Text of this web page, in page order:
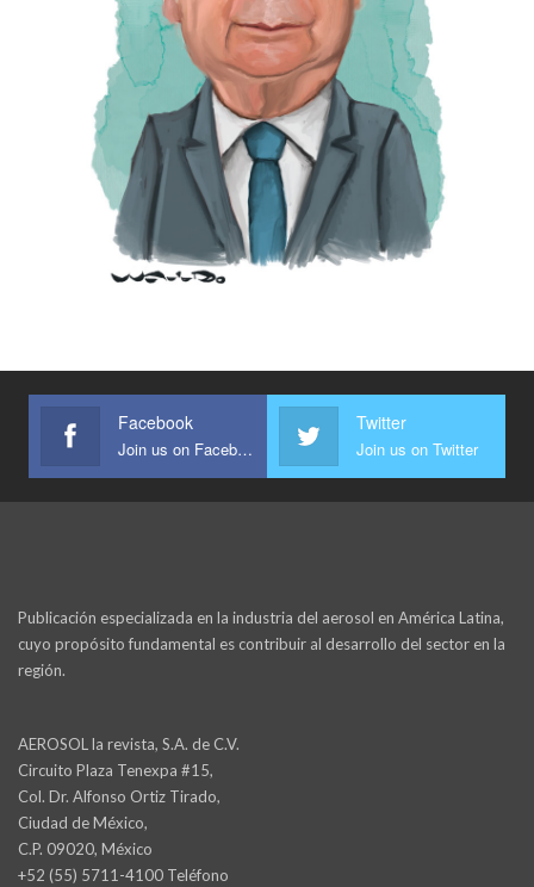
Facebook
Join us on Facebook
Twitter
Join us on Twitter
Publicación especializada en la industria del aerosol en América Latina,
cuyo propósito fundamental es contribuir al desarrollo del sector en la
región.
AEROSOL la revista, S.A. de C.V.
Circuito Plaza Tenexpa #15,
Col. Dr. Alfonso Ortiz Tirado,
Ciudad de México,
C.P. 09020, México
+52 (55) 5711-4100 Teléfono